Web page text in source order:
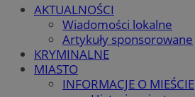
AKTUALNOŚCI
Wiadomości lokalne
Artykuły sponsorowane
KRYMINALNE
MIASTO
INFORMACJE O MIEŚCIE